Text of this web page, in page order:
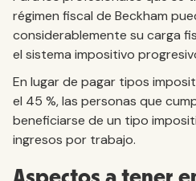
régimen fiscal de Beckham
considerablemente su carga
el sistema impositivo
En lugar de pagar tipos
el 45 %, las personas que
beneficiarse de un tipo
ingresos por trabajo.